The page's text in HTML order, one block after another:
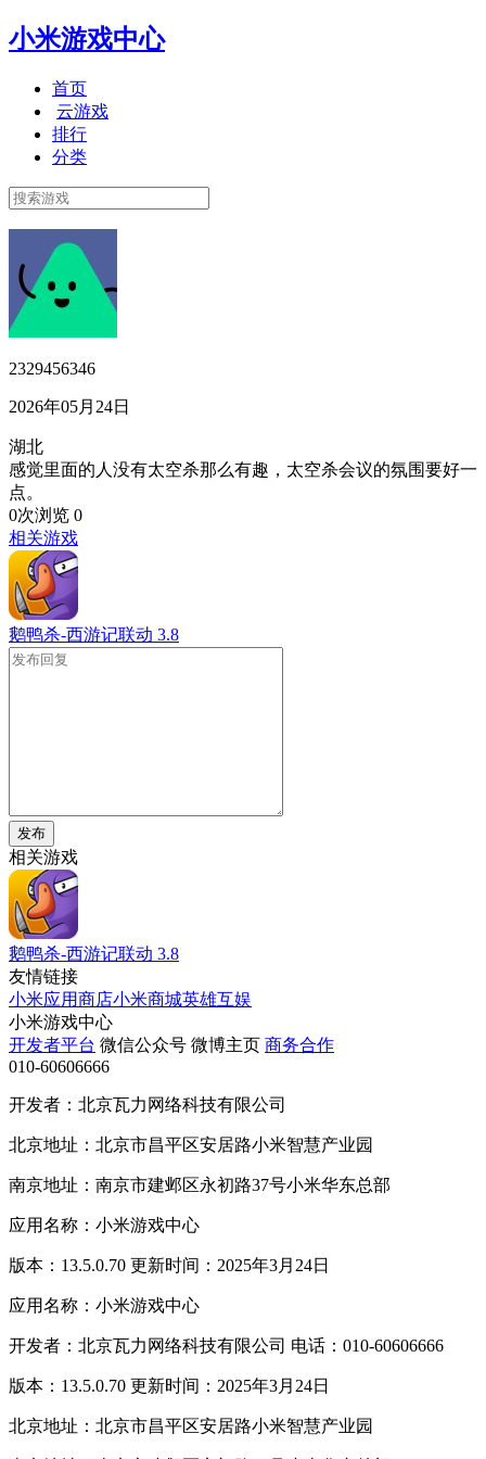
小米游戏中心
首页
云游戏
排行
分类
2329456346
2026年05月24日
湖北
感觉里面的人没有太空杀那么有趣，太空杀会议的氛围要好一
点。
0次浏览 0
相关游戏
鹅鸭杀-西游记联动 3.8
发布
相关游戏
鹅鸭杀-西游记联动 3.8
友情链接
小米应用商店小米商城英雄互娱
小米游戏中心
开发者平台 微信公众号 微博主页 商务合作
010-60606666
开发者：北京瓦力网络科技有限公司
北京地址：北京市昌平区安居路小米智慧产业园
南京地址：南京市建邺区永初路37号小米华东总部
应用名称：小米游戏中心
版本：13.5.0.70 更新时间：2025年3月24日
应用名称：小米游戏中心
开发者：北京瓦力网络科技有限公司 电话：010-60606666
版本：13.5.0.70 更新时间：2025年3月24日
北京地址：北京市昌平区安居路小米智慧产业园